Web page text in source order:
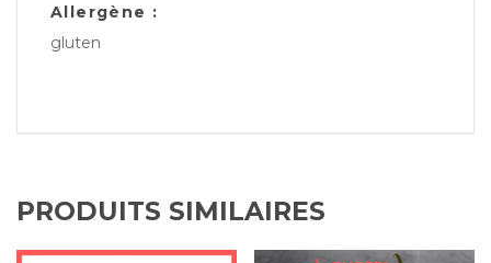
Allergène :
gluten
PRODUITS SIMILAIRES